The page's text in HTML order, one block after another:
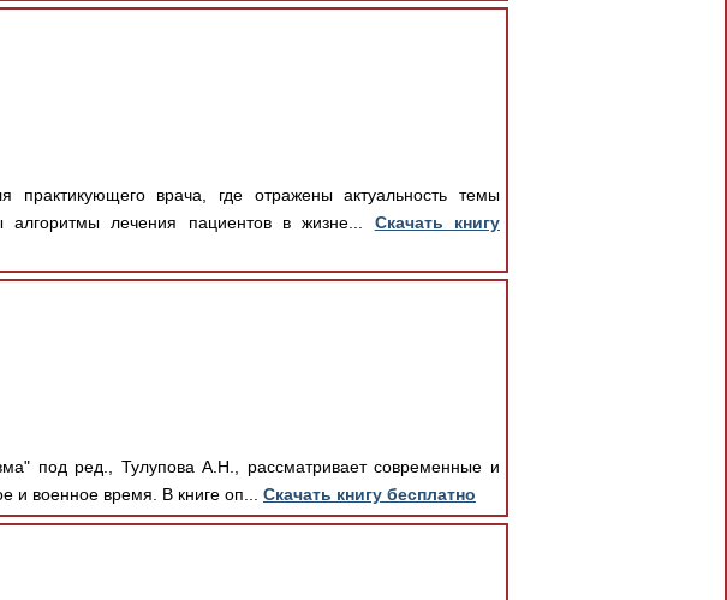
практикующего врача, где отражены актуальность темы
алгоритмы лечения пациентов в жизне... Скачать книгу
под ред., Тулупова А.Н., рассматривает современные и
и военное время. В книге оп... Скачать книгу бесплатно